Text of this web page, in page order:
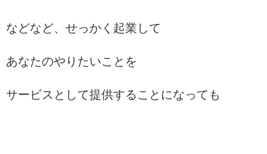
などなど、せっかく起業して
あなたのやりたいことを
サービスとして提供することになっても